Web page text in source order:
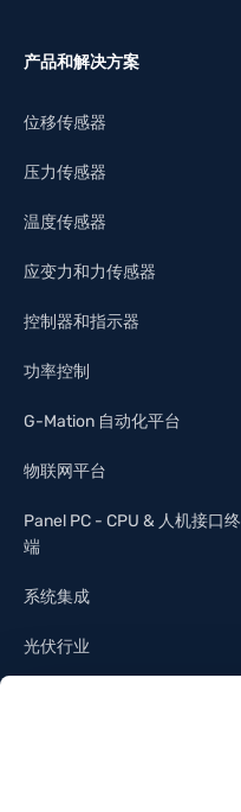
产品和解决方案
位移传感器
压力传感器
温度传感器
应变力和力传感器
控制器和指示器
功率控制
G-Mation 自动化平台
物联网平台
Panel PC - CPU & 人机接口终
端
系统集成
光伏行业